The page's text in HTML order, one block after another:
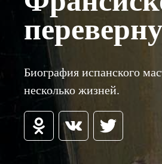
Биография испанского
несколько жизней.